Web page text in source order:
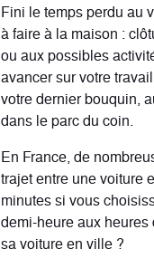
Fini le temps perdu au
à faire à la maison :
ou aux possibles
avancer sur votre
votre dernier bouquin,
dans le parc du coin.
En France, de
trajet entre une voiture
minutes si vous
demi-heure aux
sa voiture en ville ?